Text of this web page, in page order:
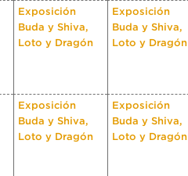
Exposición
Buda y Shiva,
Loto y Dragón
Exposición
Buda y Shiva,
Loto y Dragón
Exposición
Buda y Shiva,
Loto y Dragón
Exposición
Buda y Shiva,
Loto y Dragón